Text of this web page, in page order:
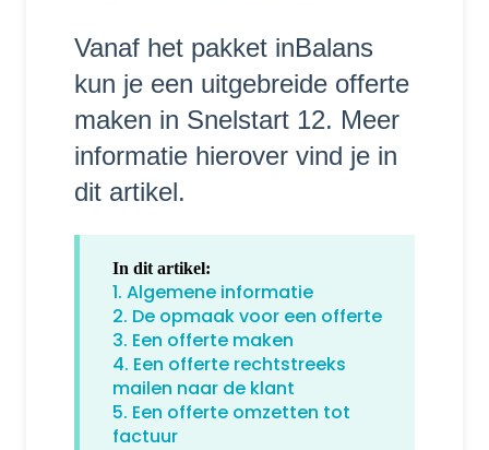
Vanaf het pakket inBalans
kun je een uitgebreide offerte
maken in Snelstart 12. Meer
informatie hierover vind je in
dit artikel.
In dit artikel:
1. Algemene informatie
2. De opmaak voor een offerte
3. Een offerte maken
4. Een offerte rechtstreeks
mailen naar de klant
5. Een offerte omzetten tot
factuur